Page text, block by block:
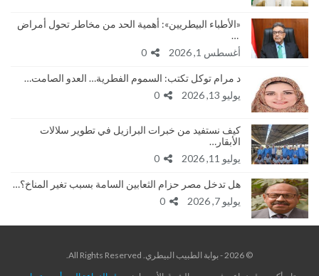
«الأطباء البيطريين»: أهمية الحد من مخاطر تحول أمراض
…
أغسطس 1, 2026
د مرام توكل تكتب: السموم الفطرية… العدو الصامت…
يوليو 13, 2026
كيف نستفيد من خبرات البرازيل في تطوير سلالات
الأبقار…
يوليو 11, 2026
هل تدخل مصر حزام الثعابين السامة بسبب تغير المناخ؟…
يوليو 7, 2026
© 2026 - بوابة الطبيب البيطري. All Rights Reserved.